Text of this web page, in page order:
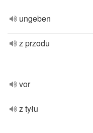
ungeben
z przodu
vor
z tyłu